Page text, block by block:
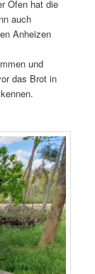
Ofen hat die
auch
Anheizen
und
das Brot in